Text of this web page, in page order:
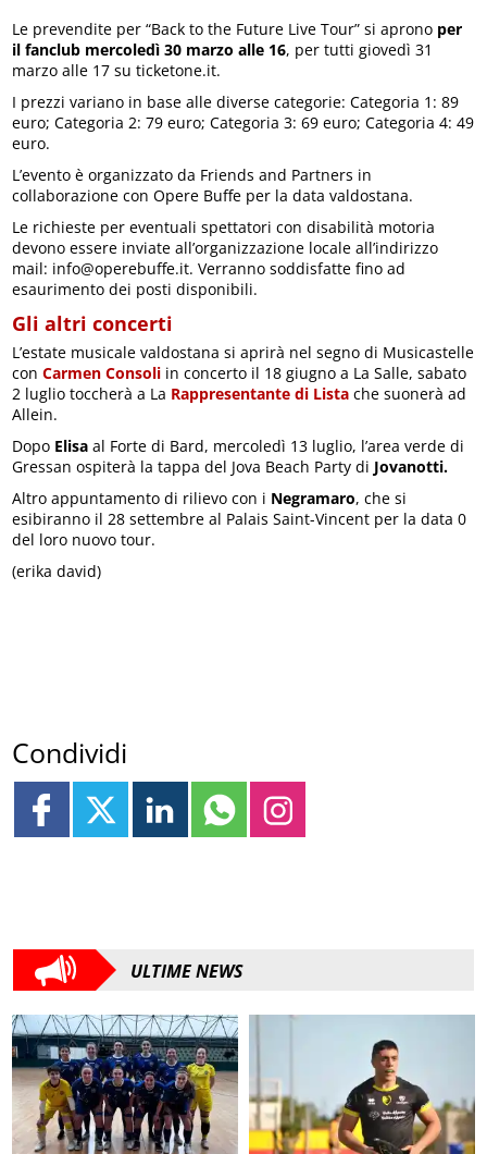
Le prevendite per “Back to the Future Live Tour” si aprono per
il fanclub mercoledì 30 marzo alle 16, per tutti giovedì 31
marzo alle 17 su ticketone.it.
I prezzi variano in base alle diverse categorie: Categoria 1: 89
euro; Categoria 2: 79 euro; Categoria 3: 69 euro; Categoria 4: 49
euro.
L’evento è organizzato da Friends and Partners in
collaborazione con Opere Buffe per la data valdostana.
Le richieste per eventuali spettatori con disabilità motoria
devono essere inviate all’organizzazione locale all’indirizzo
mail: info@operebuffe.it. Verranno soddisfatte fino ad
esaurimento dei posti disponibili.
Gli altri concerti
L’estate musicale valdostana si aprirà nel segno di Musicastelle
con Carmen Consoli in concerto il 18 giugno a La Salle, sabato
2 luglio toccherà a La Rappresentante di Lista che suonerà ad
Allein.
Dopo Elisa al Forte di Bard, mercoledì 13 luglio, l’area verde di
Gressan ospiterà la tappa del Jova Beach Party di Jovanotti.
Altro appuntamento di rilievo con i Negramaro, che si
esibiranno il 28 settembre al Palais Saint-Vincent per la data 0
del loro nuovo tour.
(erika david)
Condividi
ULTIME NEWS